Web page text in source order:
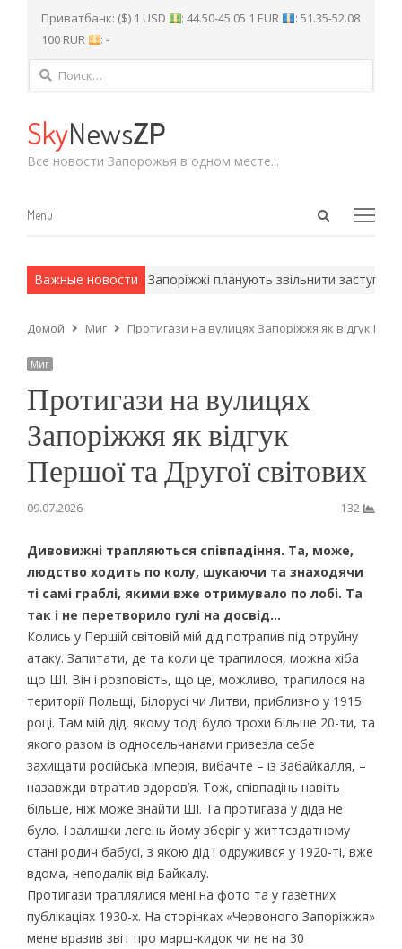
Приватбанк: ($) 1 USD : 44.50-45.05 1 EUR
: 51.35-52.08
100 RUR
: -
Найти:
SkyNewsZP
Все новости Запорожья в одном месте...
Open
Menu
Menu
Важные новости
методы. У Запоріжжі планують звільнити
Домой Миг Протигази на вулицях Запоріжжя як відгук
Миг
Протигази на вулицях
Запоріжжя як відгук
Першої та Другої світових
09.07.2026 132
Дивовижні трапляються співпадіння. Та, може,
людство ходить по колу, шукаючи та знаходячи
ті самі граблі, якими вже отримувало по лобі. Та
так і не перетворило гулі на досвід…
Колись у Першій світовій мій дід потрапив під отруйну
атаку. Запитати, де та коли це трапилося, можна хіба
що ШІ. Він і розповість, що це, можливо, трапилося на
території Польщі, Білорусі чи Литви, приблизно у 1915
році. Там мій дід, якому тоді було трохи більше 20-ти, та
якого разом із односельчанами привезла себе
захищати російська імперія, вибачте – із Забайкалля, –
назавжди втратив здоров’я. Тож, співпадінь навіть
більше, ніж може знайти ШІ. Та протигаза у діда не
було. І залишки легень йому зберіг у життєздатному
стані родич бабусі, з якою дід і одружився у 1920-ті, вже
вдома, неподалік від Байкалу.
Протигази траплялися мені на фото та у газетних
публікаціях 1930-х. На сторінках «Червоного Запоріжжя»
мене вразив звіт про марш-кидок чи не на 30